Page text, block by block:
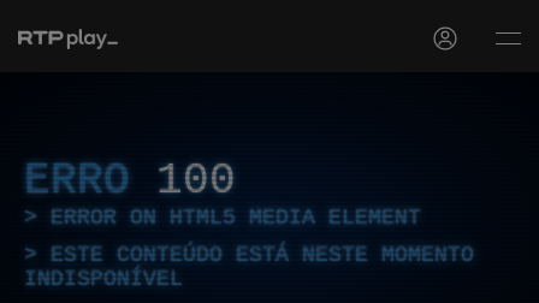
ERRO 100
ERROR ON HTML5 MEDIA ELEMENT
ESTE CONTEÚDO ESTÁ NESTE MOMENTO
INDISPONÍVEL